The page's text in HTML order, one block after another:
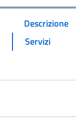
Descrizione
Servizi